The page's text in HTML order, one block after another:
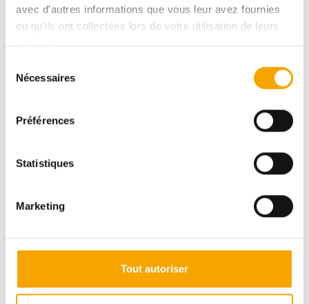
avec d'autres informations que vous leur avez fournies
ou qu'ils ont collectées lors de votre utilisation de leurs
Nécessaires
Préférences
Statistiques
Marketing
Tout autoriser
DESCRIPTIF
BELVAL
140,00 €
prendre contact avec